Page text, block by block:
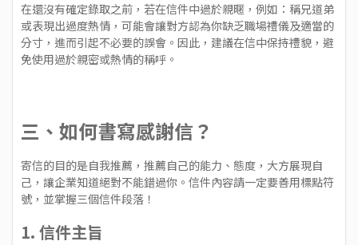
在還沒有確定錄取之前，若在信件中過於親暱，例如：稱兄道弟
或表現出過度熱情，可能會讓對方認為你缺乏職場禮儀及適當的
分寸，進而引起不必要的誤會。因此，建議在信中保持禮貌，避
免使用過於親密或熱情的稱呼。
三、如何書寫感謝信？
寄信的目的是自我推薦，推薦自己的能力、態度，大方展現自
己，讓企業知道絕對不能錯過你。信件內容請一定要善用標點符
號，並掌握三個信件段落！
1. 信件主旨